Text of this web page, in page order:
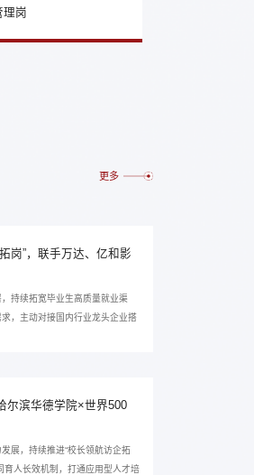
理岗
更多
岗”，联手万达、亿和影
持续拓宽毕业生高质量就业渠
，主动对接国内行业龙头企业搭
艺术设计...
尔滨华德学院×世界500
展，持续推进“校长领航访企拓
育人长效机制，打通应用型人才培